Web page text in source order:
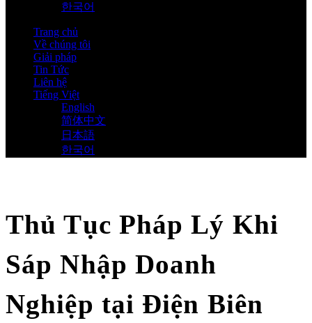
한국어
Trang chủ
Về chúng tôi
Giải pháp
Tin Tức
Liên hệ
Tiếng Việt
English
简体中文
日本語
한국어
Thủ Tục Pháp Lý Khi
Sáp Nhập Doanh
Nghiệp tại Điện Biên